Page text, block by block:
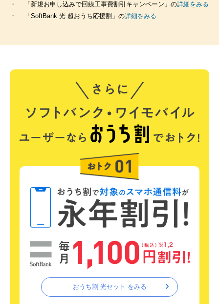
・
「新規お申し込みで回線工事費割引キャンペーン」の詳細をみる
・
「SoftBank 光 超おうち応援割」の詳細をみる
おうち割 光セット をみる